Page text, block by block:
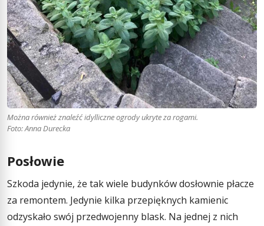
Można również znaleźć idylliczne ogrody ukryte za rogami.
Foto: Anna Durecka
Posłowie
Szkoda jedynie, że tak wiele budynków dosłownie płacze
za remontem. Jedynie kilka przepięknych kamienic
odzyskało swój przedwojenny blask. Na jednej z nich